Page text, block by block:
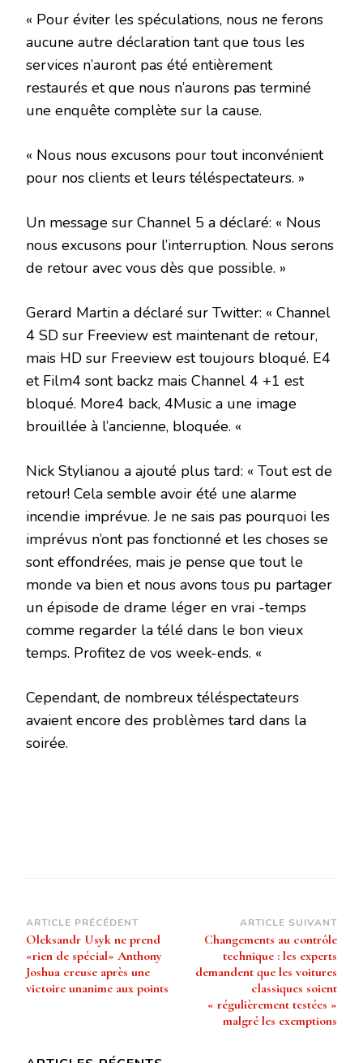
« Pour éviter les spéculations, nous ne ferons
aucune autre déclaration tant que tous les
services n’auront pas été entièrement
restaurés et que nous n’aurons pas terminé
une enquête complète sur la cause.
« Nous nous excusons pour tout inconvénient
pour nos clients et leurs téléspectateurs. »
Un message sur Channel 5 a déclaré: « Nous
nous excusons pour l’interruption. Nous serons
de retour avec vous dès que possible. »
Gerard Martin a déclaré sur Twitter: « Channel
4 SD sur Freeview est maintenant de retour,
mais HD sur Freeview est toujours bloqué. E4
et Film4 sont backz mais Channel 4 +1 est
bloqué. More4 back, 4Music a une image
brouillée à l’ancienne, bloquée. «
Nick Stylianou a ajouté plus tard: « Tout est de
retour! Cela semble avoir été une alarme
incendie imprévue. Je ne sais pas pourquoi les
imprévus n’ont pas fonctionné et les choses se
sont effondrées, mais je pense que tout le
monde va bien et nous avons tous pu partager
un épisode de drame léger en vrai -temps
comme regarder la télé dans le bon vieux
temps. Profitez de vos week-ends. «
Cependant, de nombreux téléspectateurs
avaient encore des problèmes tard dans la
soirée.
Navigation
d’article
ARTICLE PRÉCÉDENT
Oleksandr Usyk ne prend
«rien de spécial» Anthony
Joshua creuse après une
victoire unanime aux points
ARTICLE SUIVANT
Changements au contrôle
technique : les experts
demandent que les voitures
classiques soient
« régulièrement testées »
malgré les exemptions